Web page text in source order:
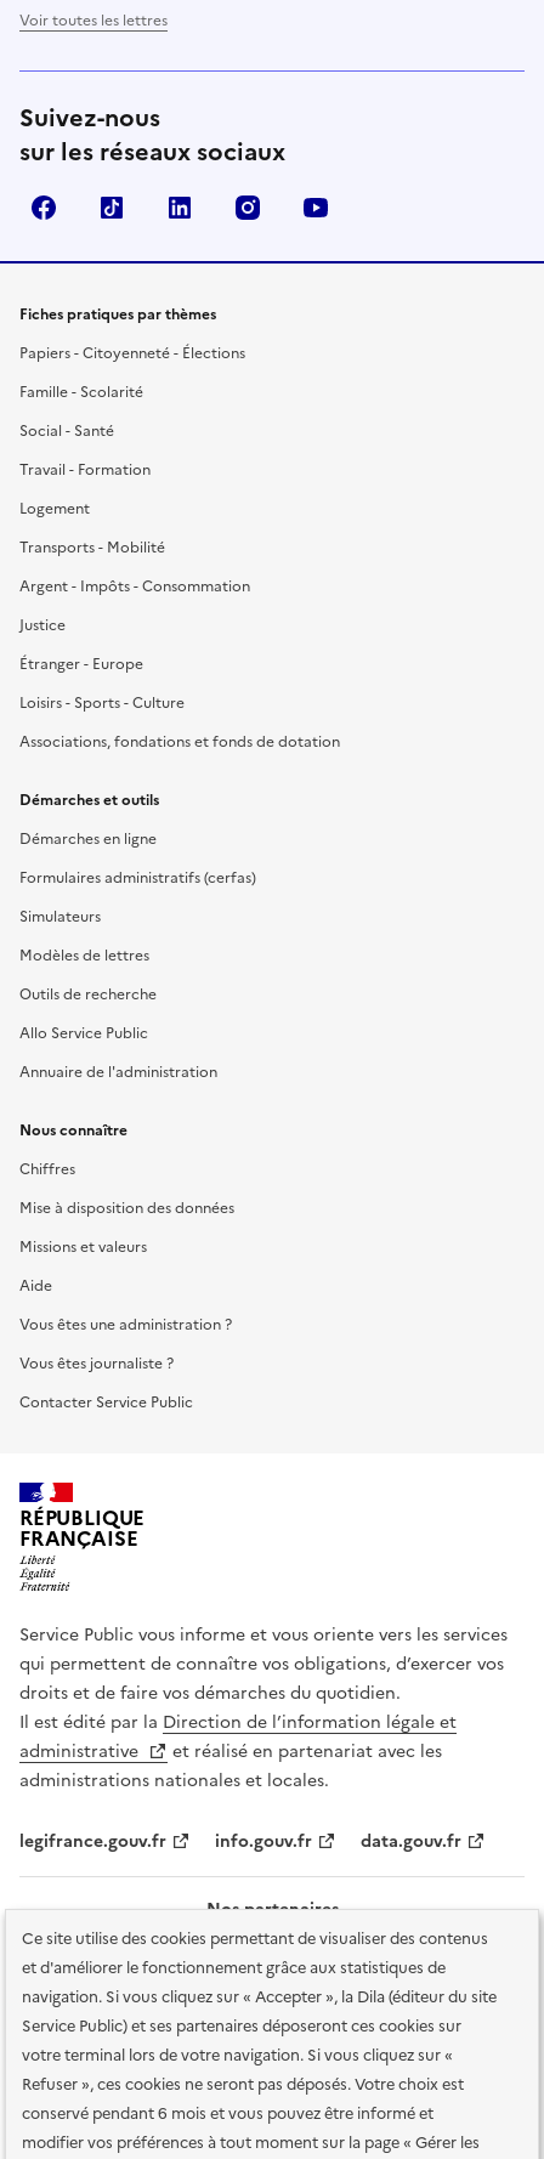
Ce site utilise des cookies permettant de visualiser des contenus
et d'améliorer le fonctionnement grâce aux statistiques de
navigation. Si vous cliquez sur « Accepter », la Dila (éditeur du site
Service Public) et ses partenaires déposeront ces cookies sur
votre terminal lors de votre navigation. Si vous cliquez sur «
Refuser », ces cookies ne seront pas déposés. Votre choix est
conservé pendant 6 mois et vous pouvez être informé et
modifier vos préférences à tout moment sur la page « Gérer les
Voir toutes les lettres
Suivez-nous
sur les réseaux sociaux
FacebookTikTok LinkedIn Instagram
Fiches pratiques par thèmes
Papiers - Citoyenneté - Élections
Famille - Scolarité
Social - Santé
Travail - Formation
Logement
Transports - Mobilité
Argent - Impôts - Consommation
Justice
Étranger - Europe
Loisirs - Sports - Culture
Associations, fondations et fonds de dotation
Démarches et outils
Démarches en ligne
Formulaires administratifs (cerfas)
Simulateurs
Modèles de lettres
Outils de recherche
Allo Service Public
Annuaire de l'administration
Nous connaître
Chiffres
Mise à disposition des données
Missions et valeurs
Aide
Vous êtes une administration ?
Vous êtes journaliste ?
Contacter Service Public
RÉPUBLIQUE
FRANÇAISE
Service Public vous informe et vous oriente vers les services
qui permettent de connaître vos obligations, d’exercer vos
droits et de faire vos démarches du quotidien.
Il est édité par la Direction de l’information légale et
administrative
et réalisé en partenariat avec les
administrations nationales et locales.
legifrance.gouv.fr info.gouv.fr data.gouv.fr
Nos partenaires
Plan du site Accessibilité : totalement conforme
Accessibilité des
services en ligne Mentions légales Données personnelles et sécurité
Conditions générales d'utilisation Gestion des cookies